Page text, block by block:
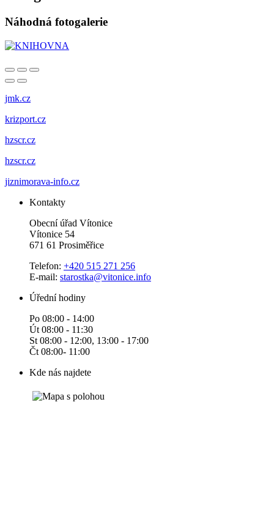
Náhodná fotogalerie
jmk.cz
krizport.cz
hzscr.cz
hzscr.cz
jiznimorava-info.cz
Kontakty
Obecní úřad Vítonice
Vítonice 54
671 61 Prosiměřice
Telefon: +420 515 271 256
E-mail: starostka@vitonice.info
Úřední hodiny
Po 08:00 - 14:00
Út 08:00 - 11:30
St 08:00 - 12:00, 13:00 - 17:00
Čt 08:00- 11:00
Kde nás najdete